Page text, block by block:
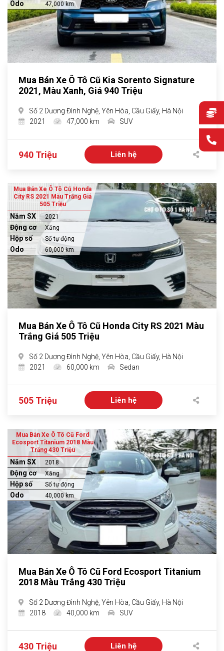
Odo 47,000 km
Mua Bán Xe Ô Tô Cũ Kia Sorento Signature
2021, Màu Xanh, Giá 940 Triệu
Số 2 Dương Đình Nghệ, Yên Hòa, Cầu Giấy, Hà Nội
2021
47,000 km SUV
940 Triệu Liên hệ
Mua Bán Xe Ô Tô Cũ Honda
City RS 2021 Màu Trắng Giá
505 Triệu
Năm SX 2021
Động cơ Xăng
Hộp số Số tự động
Odo 60,000 km
Mua Bán Xe Ô Tô Cũ Honda City RS 2021 Màu
Trắng Giá 505 Triệu
Số 2 Dương Đình Nghệ, Yên Hòa, Cầu Giấy, Hà Nội
2021
60,000 km Sedan
505 Triệu Liên hệ
Mua Bán Xe Ô Tô Cũ Ford
Ecosport Titanium 2018 Màu
Trắng 430 Triệu
Năm SX 2018
Động cơ Xăng
Hộp số Số tự động
Odo 40,000 km
Mua Bán Xe Ô Tô Cũ Ford Ecosport Titanium
2018 Màu Trắng 430 Triệu
Số 2 Dương Đình Nghệ, Yên Hòa, Cầu Giấy, Hà Nội
2018
40,000 km SUV
430 Triệu Liên hệ